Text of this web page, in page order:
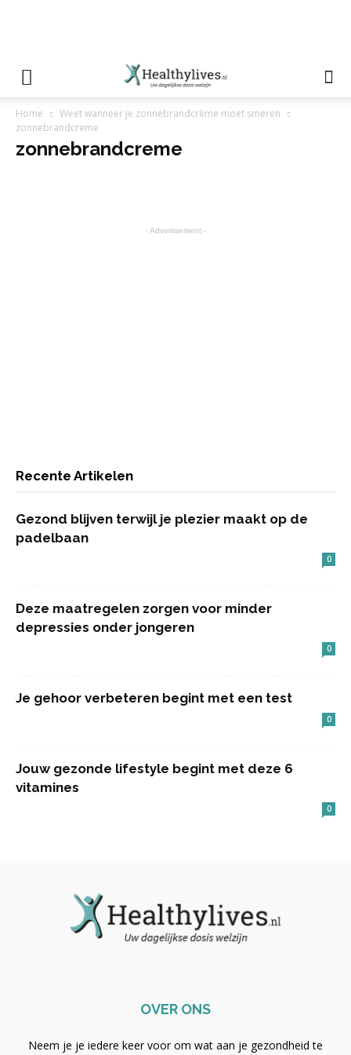
Home
Weet wanneer je zonnebrandcrème moet smeren
zonnebrandcreme
zonnebrandcreme
- Advertisement -
Recente Artikelen
Gezond blijven terwijl je plezier maakt op de
padelbaan
0
Deze maatregelen zorgen voor minder
depressies onder jongeren
0
Je gehoor verbeteren begint met een test
0
Jouw gezonde lifestyle begint met deze 6
vitamines
0
OVER ONS
Neem je je iedere keer voor om wat aan je gezondheid te